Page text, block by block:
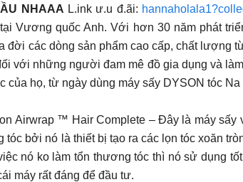
NHAAA L.ink ư.u đ.ãi:
Vương quốc Anh. Với hơn 30 năm phát
các dòng sản phẩm cao cấp, chất lượng
với những người đam mê đồ gia dụng và
của họ, từ ngày dùng máy sấy DYSON tóc
Airwrap ™ Hair Complete – Đây là máy
bởi nó là thiết bị tạo ra các lọn tóc xoăn
nó ko làm tổn thương tóc thì nó sử dụng
máy rất đáng để đầu tư.